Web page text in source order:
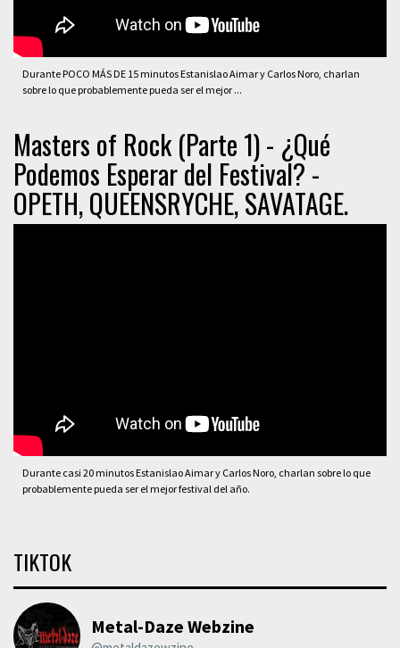
Durante POCO MÁS DE 15 minutos Estanislao Aimar y Carlos Noro, charlan
sobre lo que probablemente pueda ser el mejor ...
Masters of Rock (Parte 1) - ¿Qué
Podemos Esperar del Festival? -
OPETH, QUEENSRYCHE, SAVATAGE.
Durante casi 20 minutos Estanislao Aimar y Carlos Noro, charlan sobre lo que
probablemente pueda ser el mejor festival del año.
TIKTOK
Metal-Daze Webzine